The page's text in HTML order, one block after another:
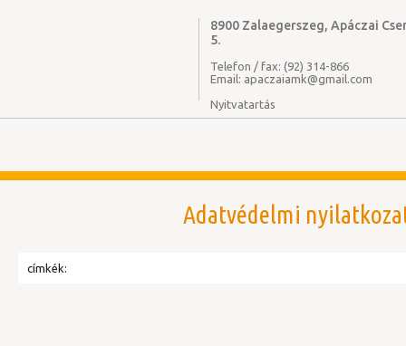
8900 Zalaegerszeg, Apáczai
5.
Telefon / fax: (92) 314-866
Email: apaczaiamk@gmail.com
Nyitvatartás
Adatvédelmi
címkék: